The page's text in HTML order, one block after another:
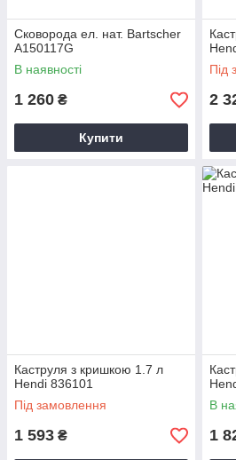
Сковорода ел. нат. Bartscher
A150117G
В наявності
1 260 ₴
Купити
Під
2
Каструля з кришкою 1.7 л
Hendi 836101
Під замовлення
1 593 ₴
В
1